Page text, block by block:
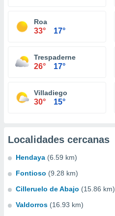
Roa
33° 17°
Trespaderne
26° 17°
Villadiego
30° 15°
Localidades cercanas
Hendaya (6.59 km)
Fontioso (9.28 km)
Cilleruelo de Abajo (15.86 km)
Valdorros (16.93 km)